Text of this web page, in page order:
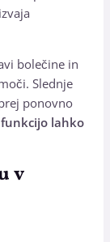
bolečine in
Slednje
ponovno
lahko
v